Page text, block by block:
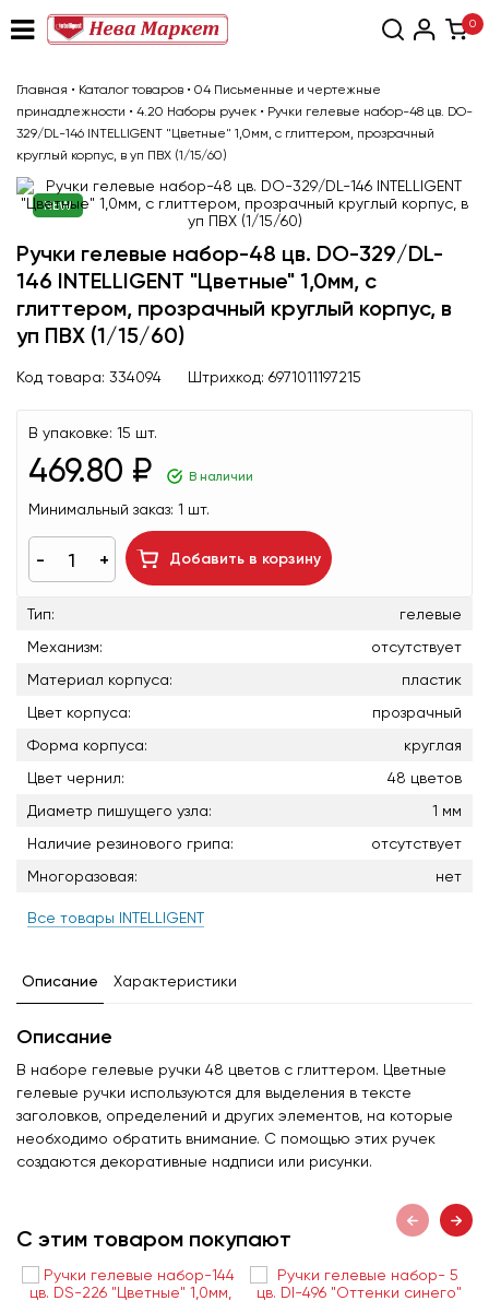
0
Главная • Каталог товаров • 04 Письменные и чертежные
принадлежности • 4.20 Наборы ручек • Ручки гелевые набор-48 цв. DO-
329/DL-146 INTELLIGENT "Цветные" 1,0мм, с глиттером, прозрачный
круглый корпус, в уп ПВХ (1/15/60)
NEW
Ручки гелевые набор-48 цв. DO-329/DL-
146 INTELLIGENT "Цветные" 1,0мм, с
глиттером, прозрачный круглый корпус, в
уп ПВХ (1/15/60)
Код товара: 334094 Штрихкод: 6971011197215
В упаковке: 15 шт.
469.80 ₽ В наличии
Минимальный заказ: 1 шт.
Добавить в корзину
Тип:
гелевые
Механизм:
отсутствует
Материал корпуса:
пластик
Цвет корпуса:
прозрачный
Форма корпуса:
круглая
Цвет чернил:
48 цветов
Диаметр пишущего узла:
1 мм
Наличие резинового грипа:
отсутствует
Многоразовая:
нет
Все товары INTELLIGENT
Описание Характеристики
Описание
В наборе гелевые ручки 48 цветов с глиттером. Цветные
гелевые ручки используются для выделения в тексте
заголовков, определений и других элементов, на которые
необходимо обратить внимание. С помощью этих ручек
создаются декоративные надписи или рисунки.
С этим товаром покупают